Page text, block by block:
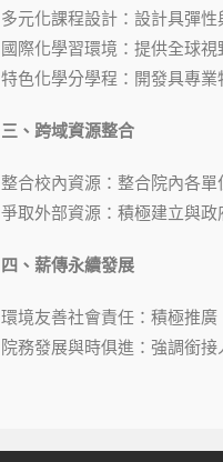
多元化課程設計：設計具彈
國際化學習環境：提供全球
特色化學分學程：開發具專
三、跨域資源整合
整合校內資源：整合院內各
爭取外部資源：積極建立與
四、薪傳永續發展
環境友善社會責任：積極推
院務發展與時俱進：強調銜